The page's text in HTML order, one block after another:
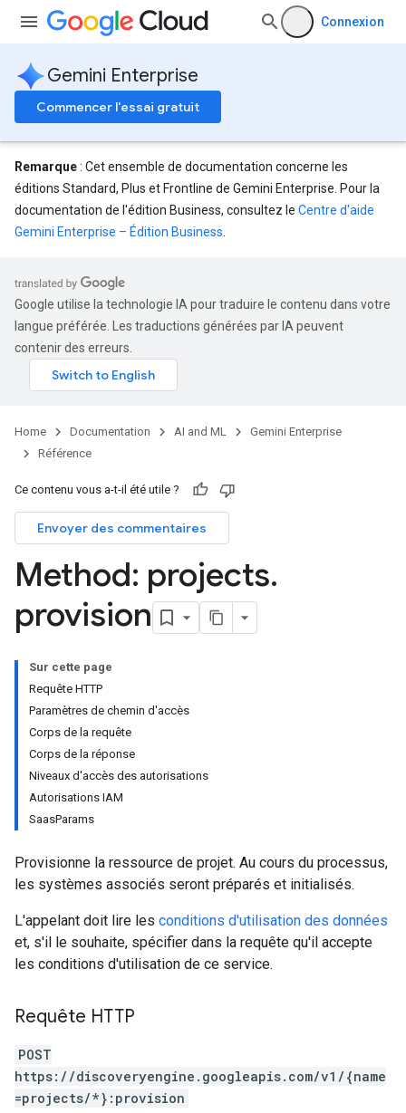
Connexion
Gemini Enterprise
Commencer l'essai gratuit
Remarque: Cet ensemble de documentation concerne les
éditions Standard, Plus et Frontline de Gemini Enterprise. Pour la
documentation de l'édition Business, consultez le Centre d'aide
Gemini Enterprise – Édition Business
Google utilise la technologie IA pour traduire le contenu dans votre
langue préférée. Les traductions générées par IA peuvent
contenir des erreurs.
Home Documentation AI and ML
Gemini Enterprise
Référence
Ce contenu vous a-t-il été utile ?
Envoyer des commentaires
Method: projects.
provision
Sur cette page
Requête HTTP
Paramètres de chemin d'accès
Corps de la requête
Corps de la réponse
Niveaux d'accès des autorisations
Autorisations IAM
SaasParams
Provisionne la ressource de projet. Au cours du processus,
les systèmes associés seront préparés et initialisés.
L'appelant doit lire les conditions d'utilisation des données
et, s'il le souhaite, spécifier dans la requête qu'il accepte
les conditions d'utilisation de ce service.
Requête HTTP
POST
https://discoveryengine.googleapis.com/v1/{name
=projects/*}:provision